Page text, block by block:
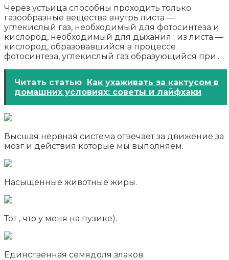
Через устьица способны проходить только
газообразные вещества внутрь листа —
углекислый газ, необходимый для фотосинтеза и
кислород, необходимый для дыхания ; из листа —
кислород, образовавшийся в процессе
фотосинтеза, углекислый газ образующийся при..
Читать статью Как ухаживать за кактусом в
домашних условиях: советы и лайфхаки
Высшая нервная система отвечает за движение за
мозг и действия которые мы выполняем.
Насыщенные животные жиры.
Тот , что у меня на пузике).
Единственная семядоля злаков.